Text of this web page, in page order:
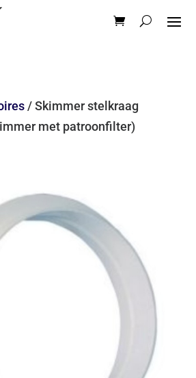
/ Skimmer stelkraag
met patroonfilter)